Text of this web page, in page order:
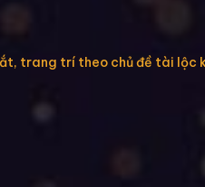
trang trí theo chủ đề tài lộc